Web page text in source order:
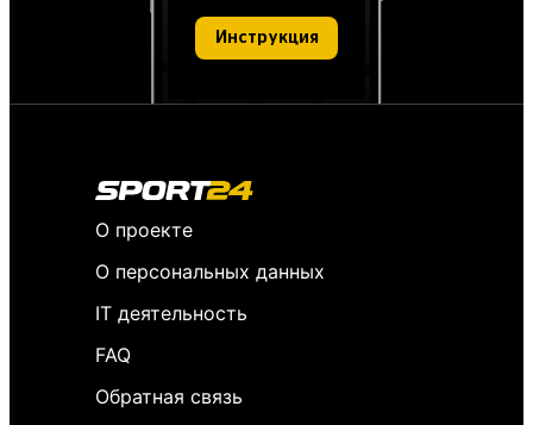
Инструкция
О проекте
О персональных данных
IT деятельность
FAQ
Обратная связь